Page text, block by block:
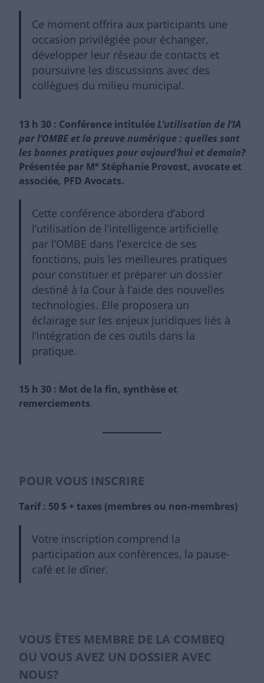
Ce moment offrira aux participants une
occasion privilégiée pour échanger,
développer leur réseau de contacts et
poursuivre les discussions avec des
collègues du milieu municipal.
13 h 30 : Conférence intituléeL’utilisation de l’IA
par l’OMBE et la preuve numérique : quelles sont
les bonnes pratiques pour aujourd’hui et demain?
Présentée par Me Stéphanie Provost, avocate et
associée, PFD Avocats.
Cette conférence abordera d’abord
l’utilisation de l’intelligence artificielle
par l’OMBE dans l’exercice de ses
fonctions, puis les meilleures pratiques
pour constituer et préparer un dossier
destiné à la Cour à l’aide des nouvelles
technologies. Elle proposera un
éclairage sur les enjeux juridiques liés à
l’intégration de ces outils dans la
pratique.
15 h 30 : Mot de la fin, synthèse et
remerciements
POUR VOUS INSCRIRE
Tarif : 50 $ + taxes (membres ou non-membres)
Votre inscription comprend la
participation aux conférences, la pause-
café et le dîner.
VOUS ÊTES MEMBRE DE LA COMBEQ
OU VOUS AVEZ UN DOSSIER AVEC
NOUS?